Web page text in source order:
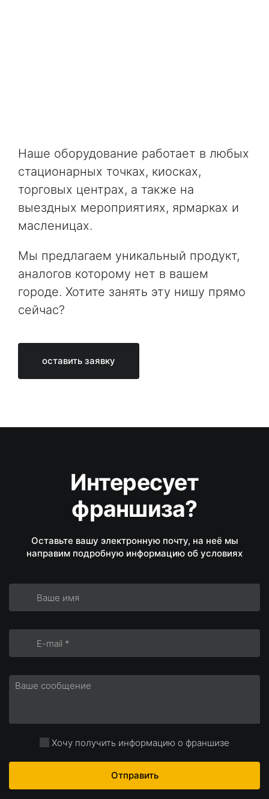
Наше оборудование работает в любых
стационарных точках, киосках,
торговых центрах, а также на
выездных мероприятиях, ярмарках и
масленицах.
Мы предлагаем уникальный продукт,
аналогов которому нет в вашем
городе. Хотите занять эту нишу прямо
сейчас?
оставить заявку
Интересует
франшиза?
Оставьте вашу электронную почту, на неё мы
направим подробную информацию об условиях
Хочу получить информацию о франшизе
Отправить